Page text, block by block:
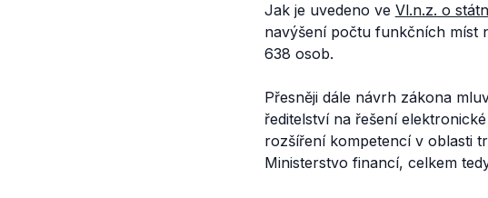
Jak je uvedeno ve Vl.n.z. o
navýšení počtu funkčních míst
638 osob.
Přesněji dále návrh zákona
ředitelství na řešení
rozšíření kompetencí v oblasti
Ministerstvo financí, celkem